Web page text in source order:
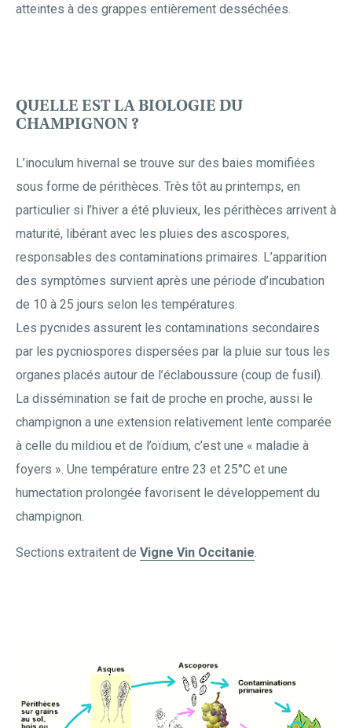
atteintes à des grappes entièrement desséchées.
QUELLE EST LA BIOLOGIE DU
CHAMPIGNON ?
L’inoculum hivernal se trouve sur des baies momifiées
sous forme de périthèces. Très tôt au printemps, en
particulier si l’hiver a été pluvieux, les périthèces arrivent à
maturité, libérant avec les pluies des ascospores,
responsables des contaminations primaires. L’apparition
des symptômes survient après une période d’incubation
de 10 à 25 jours selon les températures.
Les pycnides assurent les contaminations secondaires
par les pycniospores dispersées par la pluie sur tous les
organes placés autour de l’éclaboussure (coup de fusil).
La dissémination se fait de proche en proche, aussi le
champignon a une extension relativement lente comparée
à celle du mildiou et de l’oïdium, c’est une « maladie à
foyers ». Une température entre 23 et 25°C et une
humectation prolongée favorisent le développement du
champignon.
Sections extraitent de Vigne Vin Occitanie.